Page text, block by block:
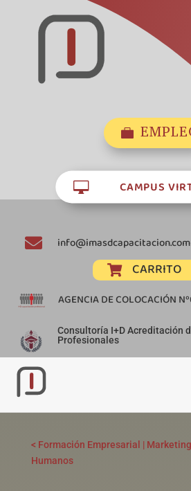

 CAMPUS
 info@imasdcapacitacion.com
 CARRITO
AGENCIA DE COLOCACIÓN
Consultoría I+D Acreditación
Profesionales
< Formación Empresarial |
Humanos